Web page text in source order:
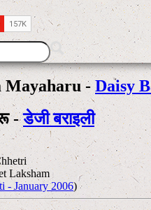
- Daisy
-डेजी बराइली
Laksham
- January 2006)